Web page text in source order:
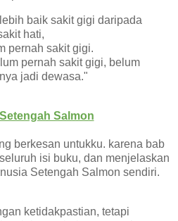
baik sakit gigi daripada
hati,
pernah sakit gigi.
pernah sakit gigi, belum
jadi dewasa."
Salmon
berkesan untukku. karena bab
isi buku, dan menjelaskan
Setengah Salmon sendiri.
ketidakpastian, tetapi